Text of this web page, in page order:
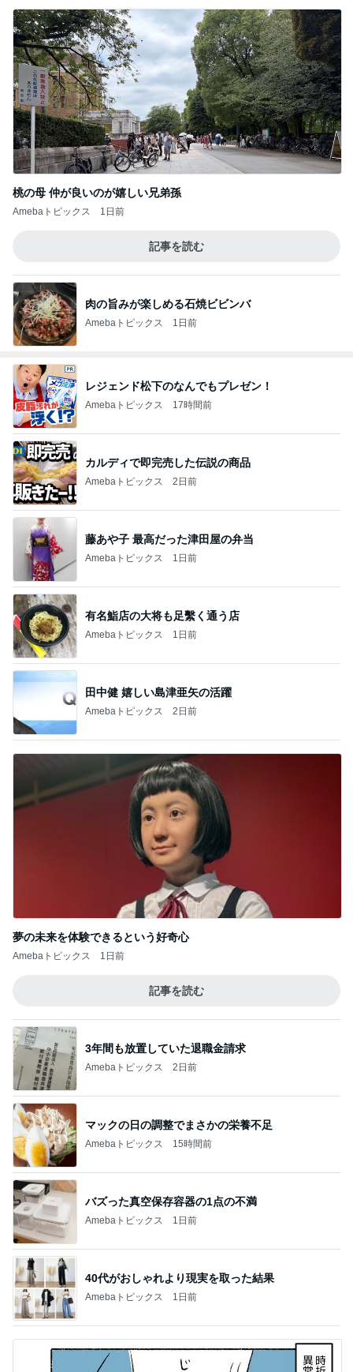
桃の母 仲が良いのが嬉しい兄弟孫
Amebaトピックス 1日前
記事を読む
肉の旨みが楽しめる石焼ビビンバ
Amebaトピックス 1日前
レジェンド松下のなんでもプレゼン！
Amebaトピックス 17時間前
カルディで即完売した伝説の商品
Amebaトピックス 2日前
藤あや子 最高だった津田屋の弁当
Amebaトピックス 1日前
有名鮨店の大将も足繫く通う店
Amebaトピックス 1日前
田中健 嬉しい島津亜矢の活躍
Amebaトピックス 2日前
夢の未来を体験できるという好奇心
Amebaトピックス 1日前
記事を読む
3年間も放置していた退職金請求
Amebaトピックス 2日前
マックの日の調整でまさかの栄養不足
Amebaトピックス 15時間前
バズった真空保存容器の1点の不満
Amebaトピックス 1日前
40代がおしゃれより現実を取った結果
Amebaトピックス 1日前